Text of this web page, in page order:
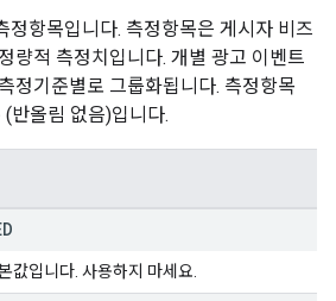
정항목입니다. 측정항목은 게시자 비즈
량적 측정치입니다. 개별 광고 이벤트
정기준별로 그룹화됩니다. 측정항목
반올림 없음)입니다.
값입니다. 사용하지 마세요.